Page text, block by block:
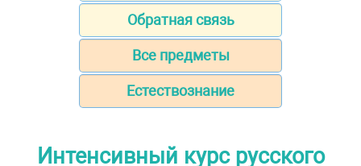
Обратная связь
Все предметы
Естествознание
Интенсивный курс русского